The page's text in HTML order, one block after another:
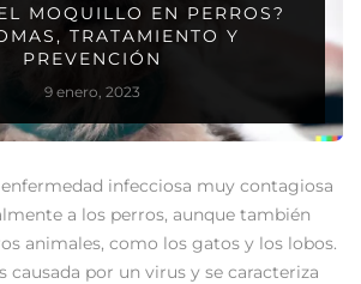
MOQUILLO EN PERROS?
TRATAMIENTO Y
PREVENCIÓN
9 enero, 2023
infecciosa muy contagiosa
a los perros, aunque también
animales, como los gatos y los lobos.
causada por un virus y se caracteriza